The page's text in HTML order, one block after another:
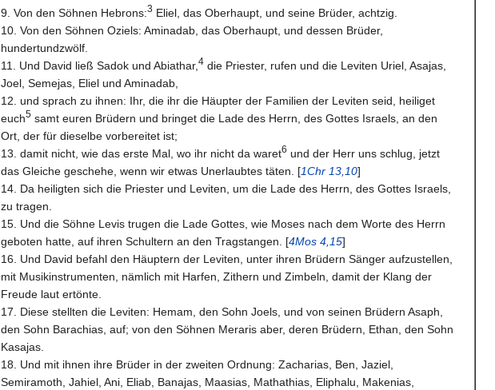
9. Von den Söhnen Hebrons:3 Eliel, das Oberhaupt, und seine Brüder, achtzig.
10. Von den Söhnen Oziels: Aminadab, das Oberhaupt, und dessen Brüder,
hundertundzwölf.
11. Und David ließ Sadok und Abiathar, 4 die Priester, rufen und die Leviten Uriel, Asajas,
Joel, Semejas, Eliel und Aminadab,
12. und sprach zu ihnen: Ihr, die ihr die Häupter der Familien der Leviten seid, heiliget
euch5 samt euren Brüdern und bringet die Lade des Herrn, des Gottes Israels, an den
Ort, der für dieselbe vorbereitet ist;
13. damit nicht, wie das erste Mal, wo ihr nicht da waret6 und der Herr uns schlug, jetzt
das Gleiche geschehe, wenn wir etwas Unerlaubtes täten. [1Chr 13,10]
14. Da heiligten sich die Priester und Leviten, um die Lade des Herrn, des Gottes Israels,
zu tragen.
15. Und die Söhne Levis trugen die Lade Gottes, wie Moses nach dem Worte des Herrn
geboten hatte, auf ihren Schultern an den Tragstangen. [4Mos 4,15]
16. Und David befahl den Häuptern der Leviten, unter ihren Brüdern Sänger aufzustellen,
mit Musikinstrumenten, nämlich mit Harfen, Zithern und Zimbeln, damit der Klang der
Freude laut ertönte.
17. Diese stellten die Leviten: Hemam, den Sohn Joels, und von seinen Brüdern Asaph,
den Sohn Barachias, auf; von den Söhnen Meraris aber, deren Brüdern, Ethan, den Sohn
Kasajas.
18. Und mit ihnen ihre Brüder in der zweiten Ordnung: Zacharias, Ben, Jaziel,
Semiramoth, Jahiel, Ani, Eliab, Banajas, Maasias, Mathathias, Eliphalu, Makenias,